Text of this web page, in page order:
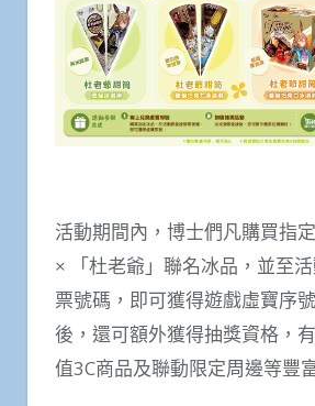
活動期間內，博士們凡購買指
× 「杜老爺」聯名冰品，並至
票號碼，即可獲得遊戲虛寶序
後，還可額外獲得抽獎資格，
值3C商品及聯動限定周邊等豐